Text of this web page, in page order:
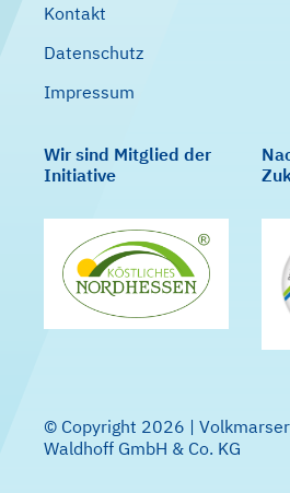
Kontakt
Datenschutz
Impressum
Wir sind Mitglied der
Initiative
© Copyright 2026 |
Waldhoff GmbH & Co. KG